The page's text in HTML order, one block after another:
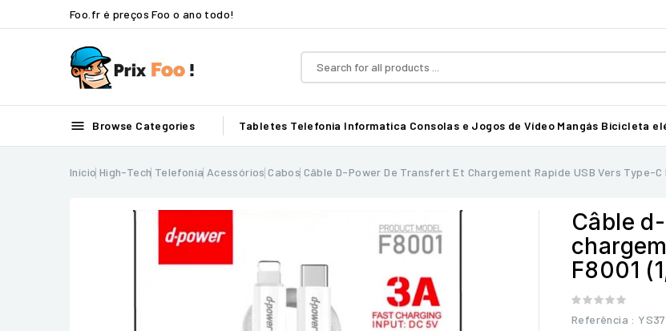
Foo.fr é preços Foo o ano todo!
 Browse Categories Tabletes Telefonia Informatica Consolas e Jogos de Vídeo Mangás Bicicleta
Início High-Tech Telefonia Acessórios Cabos Câble D-Power De Transfert Et Chargement Rapide USB Vers Type-C
Câble
F8001
Referência :